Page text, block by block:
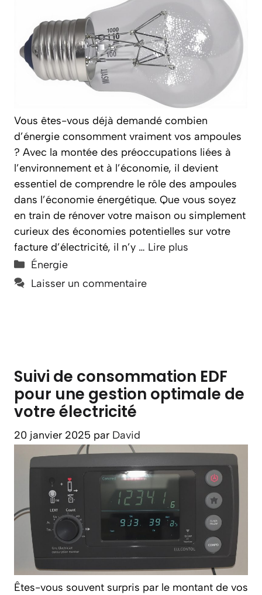
Vous êtes-vous déjà demandé combien
d’énergie consomment vraiment vos ampoules
? Avec la montée des préoccupations liées à
l’environnement et à l’économie, il devient
essentiel de comprendre le rôle des ampoules
dans l’économie énergétique. Que vous soyez
en train de rénover votre maison ou simplement
curieux des économies potentielles sur votre
facture d’électricité, il n’y … Lire plus
Catégories
Énergie
Laisser un commentaire
Suivi de consommation EDF
pour une gestion optimale de
votre électricité
20 janvier 2025 par David
Êtes-vous souvent surpris par le montant de vos